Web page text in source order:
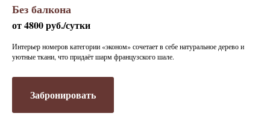
Без балкона
от 4800 руб./сутки
Интерьер номеров категории «эконом» сочетает в себе натуральное дерево и
уютные ткани, что придаёт шарм французского шале.
Забронировать